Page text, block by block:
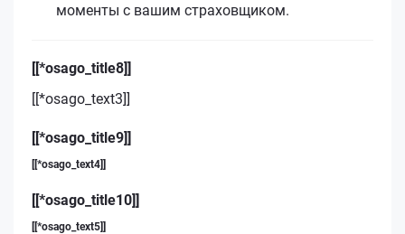
моменты с вашим страховщиком.
[[*osago_title8]]
[[*osago_text3]]
[[*osago_title9]]
[[*osago_text4]]
[[*osago_title10]]
[[*osago_text5]]